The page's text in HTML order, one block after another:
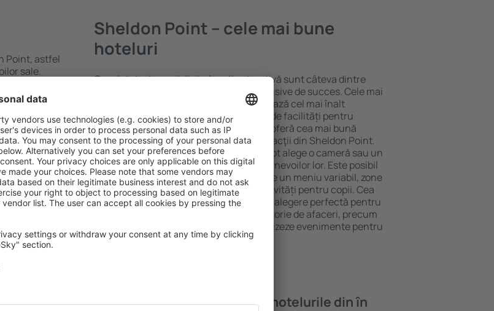
Point, astfel
sale.
preferați
puteți
în Sheldon
populare,
disponibile
noapte atunci
hotelul
pentru o
Sheldon Point – cele mai bune
hoteluri
O varietate de servicii și o locație atractivă sunt câteva dintre
elementele cheie ale unui hotel All-Inclusive de succes. Cele mai
bune hoteluri din Sheldon Point garantează cel mai înalt
standard pentru servicii și o gamă largă de facilități pentru
oaspeți. O cazare cu standarde ridicate oferă cea mai bună
locație, ȋn apropiere de principalele distracţii din Sheldon Point.
Oaspeții pot folosi parcarea gratuită și pot alege o cameră sau un
apartament care să corespundă perfect nevoilor lor. Este posibil
ca hotelurile cu standarde ȋnalte să ofere un meniu variabil, zone
de wellness precum spa și fitness, și activități pentru copii. Cea
mai bună cazare în Sheldon Point este o alegere perfectă pentru
cupluri, familii și persoane aflate în călătorie de afaceri, precum
și pentru companii care doresc să organizeze evenimente pentru
angajații lor.
Ce fel de facilităţi voi găsi ȋn hotelurile din în